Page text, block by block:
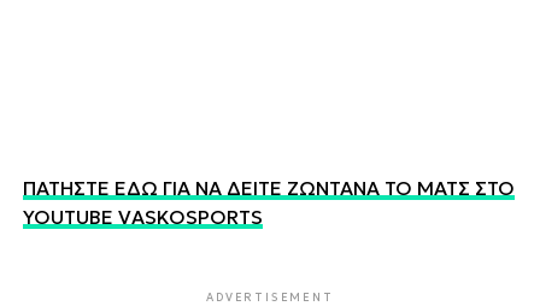
ΠΑΤΗΣΤΕ ΕΔΩ ΓΙΑ ΝΑ ΔΕΙΤΕ ΖΩΝΤΑΝΑ ΤΟ ΜΑΤΣ ΣΤΟ
YOUTUBE VASKOSPORTS
ADVERTISEMENT